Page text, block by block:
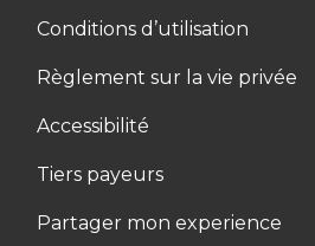
Conditions d’utilisation
Règlement sur la vie privée
Accessibilité
Tiers payeurs
Partager mon experience